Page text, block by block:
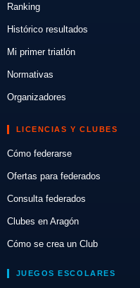
Ranking
Histórico resultados
Mi primer triatlón
Normativas
Organizadores
LICENCIAS Y CLUBES
Cómo federarse
Ofertas para federados
Consulta federados
Clubes en Aragón
Cómo se crea un Club
JUEGOS ESCOLARES